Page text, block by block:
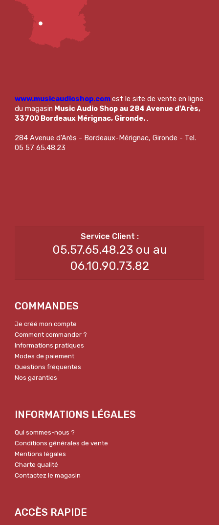
www.musicaudioshop.comest le site de vente en ligne
du magasin Music Audio Shop au 284 Avenue d'Arès,
33700 Bordeaux Mérignac, Gironde..
284 Avenue d'Arès - Bordeaux-Mérignac, Gironde - Tel.
05 57 65.48.23
05.57.65.48.23 ou au
06.10.90.73.82
COMMANDES
Je créé mon compte
Comment commander ?
Informations pratiques
Modes de paiement
Questions fréquentes
Nos garanties
INFORMATIONS LÉGALES
Qui sommes-nous ?
Conditions générales de vente
Mentions légales
Charte qualité
Contactez le magasin
ACCÈS RAPIDE